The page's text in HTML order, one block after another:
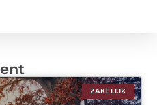
ZAKELIJK